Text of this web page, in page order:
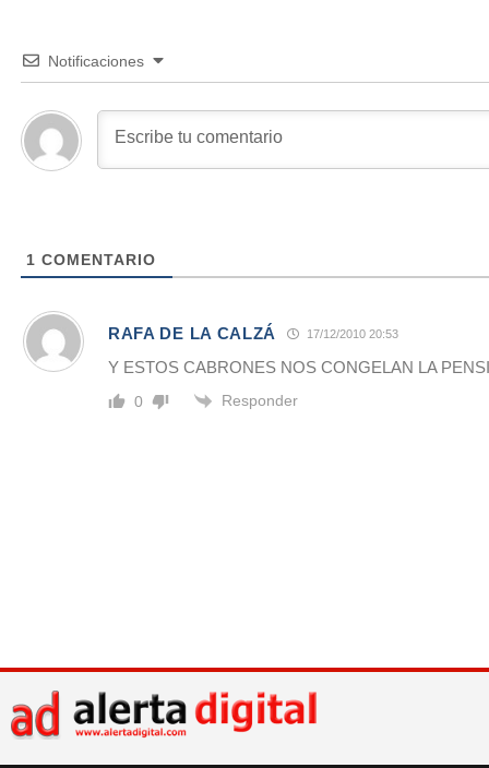
Notificaciones
1 COMENTARIO
RAFA DE LA CALZÁ 17/12/2010 20:53
Y ESTOS CABRONES NOS CONGELAN LA
0 Responder